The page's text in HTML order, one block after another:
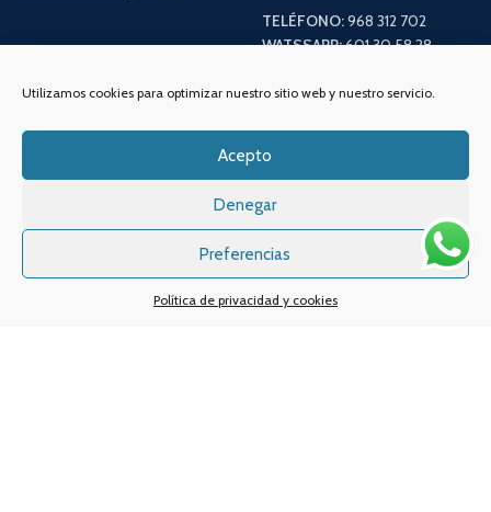
Utilizamos cookies para optimizar nuestro sitio web y nuestro servicio.
Acepto
Denegar
Preferencias
Política de privacidad y cookies
TELÉFONO:968 312 702
WATSSAPP:601 30 58 28